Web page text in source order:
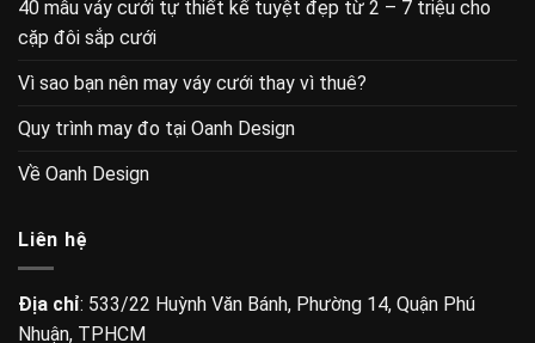
40 mẫu váy cưới tự thiết kế tuyệt đẹp từ 2 – 7 triệu cho
cặp đôi sắp cưới
Vì sao bạn nên may váy cưới thay vì thuê?
Quy trình may đo tại Oanh Design
Về Oanh Design
Liên hệ
Địa chỉ: 533/22 Huỳnh Văn Bánh, Phường 14, Quận Phú
Nhuận, TPHCM